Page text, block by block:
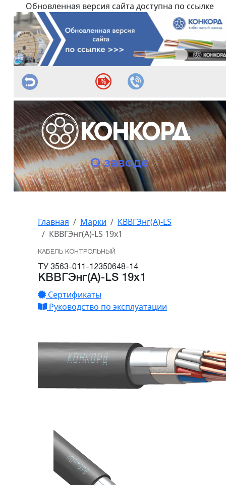
Обновленная версия сайта доступна по ссылке
О заводе
Главная Марки
КВВГЭнг(А)-LS
КВВГЭнг(А)-LS 19х1
КАБЕЛЬ КОНТРОЛЬНЫЙ
ТУ 3563-011-12350648-14
КВВГЭнг(А)-LS 19х1
Сертификаты
Руководство по эксплуатации